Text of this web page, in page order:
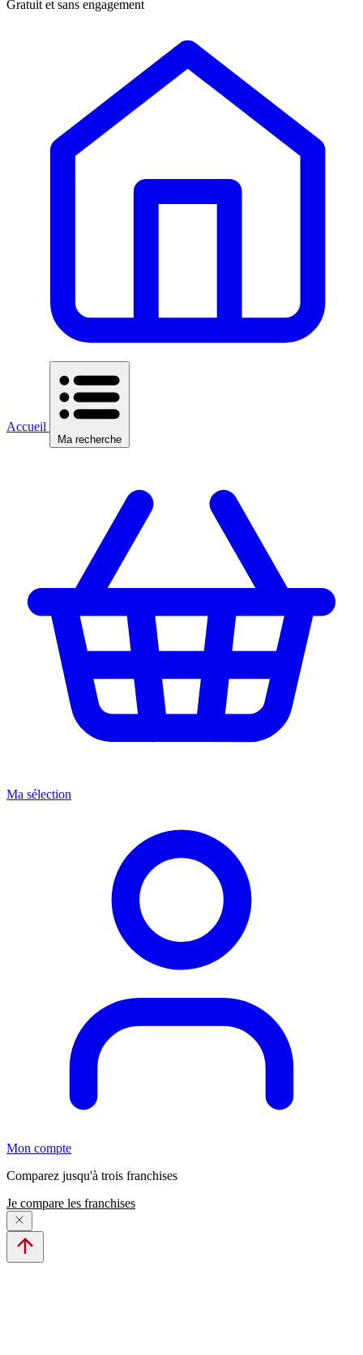
Gratuit et sans engagement
Accueil
Ma recherche
Ma sélection
Mon compte
Comparez jusqu'à trois franchises
Je compare les franchises